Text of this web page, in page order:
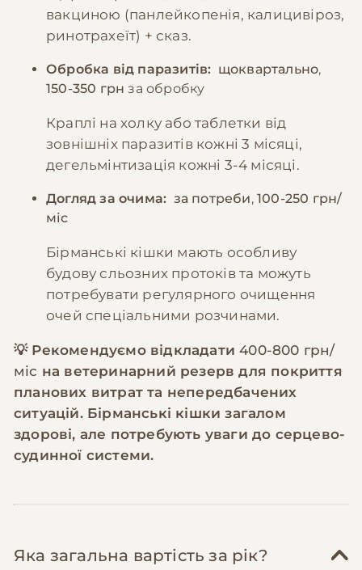
вакциною (панлейкопенія, калицивіроз,
ринотрахеїт) + сказ.
Обробка від паразитів: щоквартально,
150-350 грн за обробку
Краплі на холку або таблетки від
зовнішніх паразитів кожні 3 місяці,
дегельмінтизація кожні 3-4 місяці.
Догляд за очима: за потреби,100-250 грн/
міс
Бірманські кішки мають особливу
будову сльозних протоків та можуть
потребувати регулярного очищення
очей спеціальними розчинами.
💡 Рекомендуємо відкладати400-800 грн/
міс на ветеринарний резерв для покриття
планових витрат та непередбачених
ситуацій. Бірманські кішки загалом
здорові, але потребують уваги до серцево-
судинної системи.
Яка загальна вартість за рік?